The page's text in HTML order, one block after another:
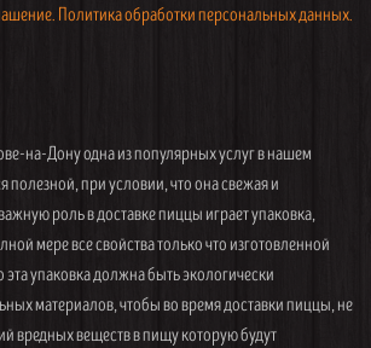
Политика обработки персональных данных.
на-Дону одна из популярных услуг в нашем
полезной, при условии, что она свежая и
роль в доставке пиццы играет упаковка,
мере все свойства только что изготовленной
упаковка должна быть экологически
материалов, чтобы во время доставки пиццы, не
вредных веществ в пищу которую будут